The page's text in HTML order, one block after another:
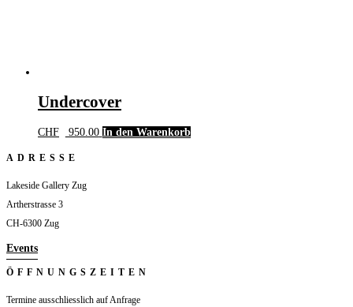
Undercover
CHF 950.00 In den Warenkorb
ADRESSE
Lakeside Gallery Zug
Artherstrasse 3
CH-6300 Zug
Events
ÖFFNUNGSZEITEN
Termine ausschliesslich auf Anfrage